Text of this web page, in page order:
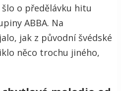
o předělávku hitu
ABBA. Na
jak z původní švédské
něco trochu jiného,